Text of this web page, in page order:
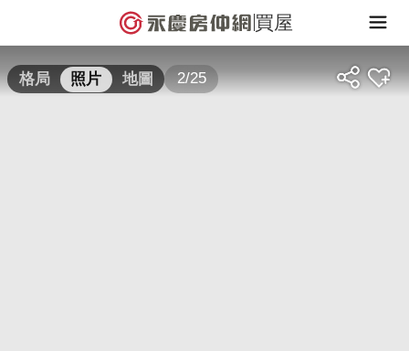
買屋
格局 照片 地圖 2/25